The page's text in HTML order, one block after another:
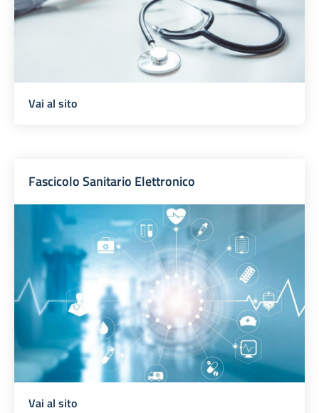
Vai al sito
Fascicolo Sanitario Elettronico
Vai al sito